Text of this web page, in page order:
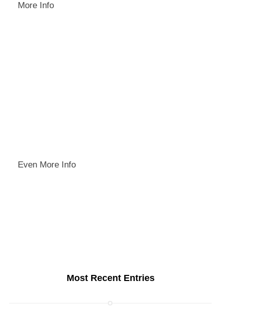
More Info
Even More Info
Most Recent Entries